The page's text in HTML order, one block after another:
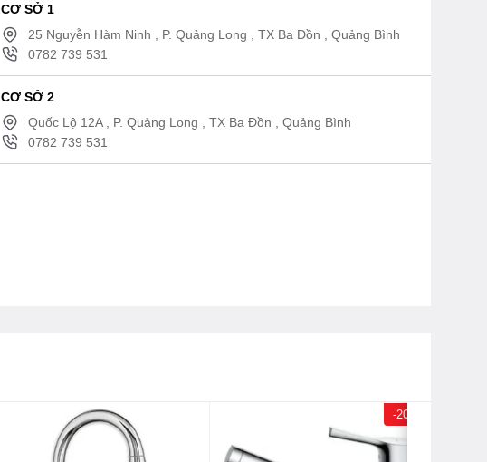
CƠ SỞ 1
25 Nguyễn Hàm Ninh , P. Quảng Long , TX Ba Đồn , Quảng Bình
0782 739 531
CƠ SỞ 2
Quốc Lộ 12A , P. Quảng Long , TX Ba Đồn , Quảng Bình
0782 739 531
-20%